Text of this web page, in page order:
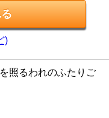
)
照るわれのふたりご